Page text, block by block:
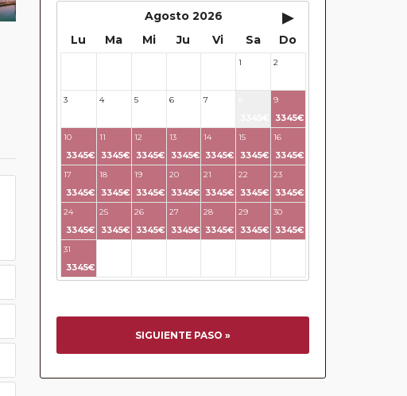
Agosto 2026
▸
Lu Ma Mi Ju Vi Sa Do
1 2
3 4 5 6 7 9
3345€
10
3345€
11
3345€
12
3345€
13
3345€
14
3345€
15
3345€
16
3345€
17
3345€
18
3345€
19
3345€
20
3345€
21
3345€
22
3345€
23
3345€
24
3345€
25
3345€
26
3345€
27
3345€
28
3345€
29
3345€
30
3345€
31
3345€
SIGUIENTE PASO »